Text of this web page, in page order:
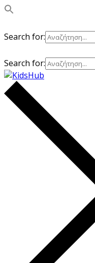
Search for:
Search for: